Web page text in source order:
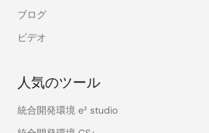
ブログ
ビデオ
人気のツール
統合開発環境 e² studio